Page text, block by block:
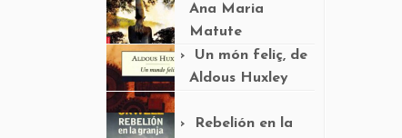
Ana Maria
Matute
Un món feliç, de
Aldous Huxley
Rebelión en la